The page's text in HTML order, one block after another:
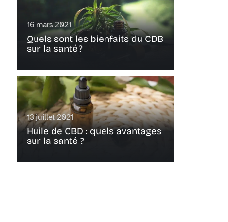
16 mars 2021
Quels sont les bienfaits du CDB
sur la santé ?
13 juillet 2021
Huile de CBD : quels avantages
sur la santé ?